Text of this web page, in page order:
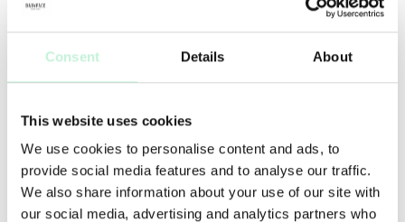
Consent Details About
This website uses cookies
We use cookies to personalise content and ads, to
provide social media features and to analyse our traffic.
We also share information about your use of our site with
our social media, advertising and analytics partners who
Ökad fukt
ANVÄNDNING
Tvätta håret med Hair & Body Shampoo Energy. Applicera
sedan Hair Conditioner Energy och skölj ur.